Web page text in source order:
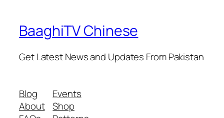
BaaghiTV Chinese
Get Latest News and Updates From Pakistan
Blog
About
Events
Shop